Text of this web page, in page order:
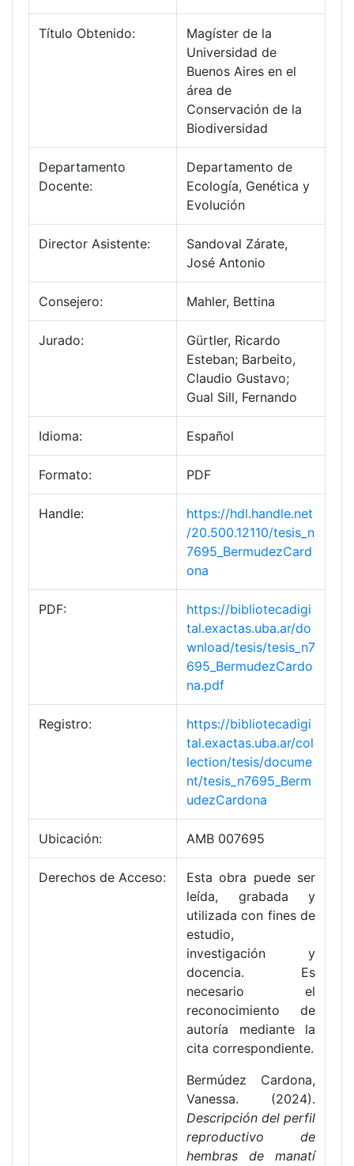
Título Obtenido:
Magíster de la
Universidad de
Buenos Aires en el
área de
Conservación de la
Biodiversidad
Departamento
Docente:
Departamento de
Ecología, Genética y
Evolución
Director Asistente:
Sandoval Zárate,
José Antonio
Consejero: Mahler, Bettina
Jurado:
Gürtler, Ricardo
Esteban; Barbeito,
Claudio Gustavo;
Gual Sill, Fernando
Idioma: Español
Formato: PDF
Handle:
https://hdl.handle.net
/20.500.12110/tesis_n
7695_BermudezCard
ona
PDF:
https://bibliotecadigi
tal.exactas.uba.ar/do
wnload/tesis/tesis_n7
695_BermudezCardo
na.pdf
Registro:
https://bibliotecadigi
tal.exactas.uba.ar/col
lection/tesis/docume
nt/tesis_n7695_Berm
udezCardona
Ubicación: AMB 007695
Derechos de Acceso:
Esta obra puede ser
leída, grabada y
utilizada con fines de
estudio,
investigación y
docencia. Es
necesario el
reconocimiento de
autoría mediante la
cita correspondiente.
Bermúdez Cardona,
Vanessa. (2024).
Descripción del perfil
reproductivo de
hembras de manatí